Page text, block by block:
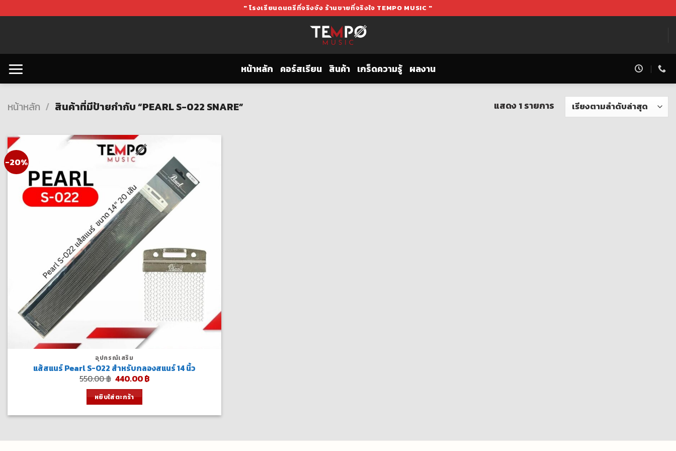
to
" โรงเรียนดนตรีที่จริงจัง ร้านขายที่จริงใจ TEMPO MUSIC "
หน้าหลัก คอร์สเรียน สินค้า เกร็ดความรู้ ผลงาน
หน้าหลัก / สินค้าที่มีป้ายกำกับ “PEARL S-022 SNARE” แสดง 1 รายการ
-20%
อุปกรณ์เสริม
แส้สแนร์ Pearl S-022 สำหรับกลองสแนร์ 14 นิ้ว
550.00฿ Original
was:
550.00 ฿.
440.00฿Current
หยิบใส่ตะกร้า